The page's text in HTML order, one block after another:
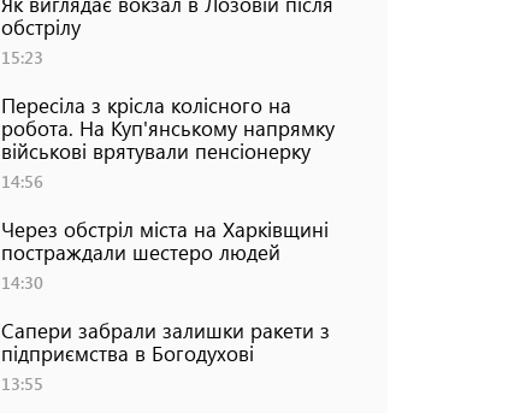
обстрілу
15:23
Пересіла з крісла колісного на
робота. На Куп'янському напрямку
військові врятували пенсіонерку
14:56
Через обстріл міста на Харківщині
постраждали шестеро людей
14:30
Сапери забрали залишки ракети з
підприємства в Богодухові
13:55